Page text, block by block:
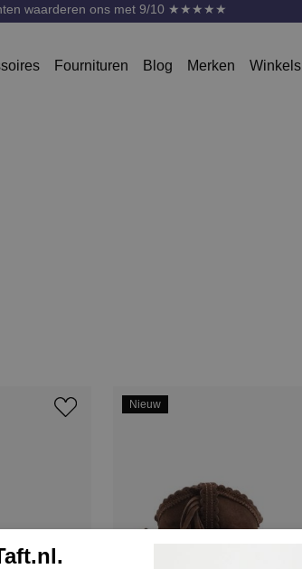
waarderen ons met 9/10 ★★★★★
Fournituren Blog Merken Winkels
Nieuw